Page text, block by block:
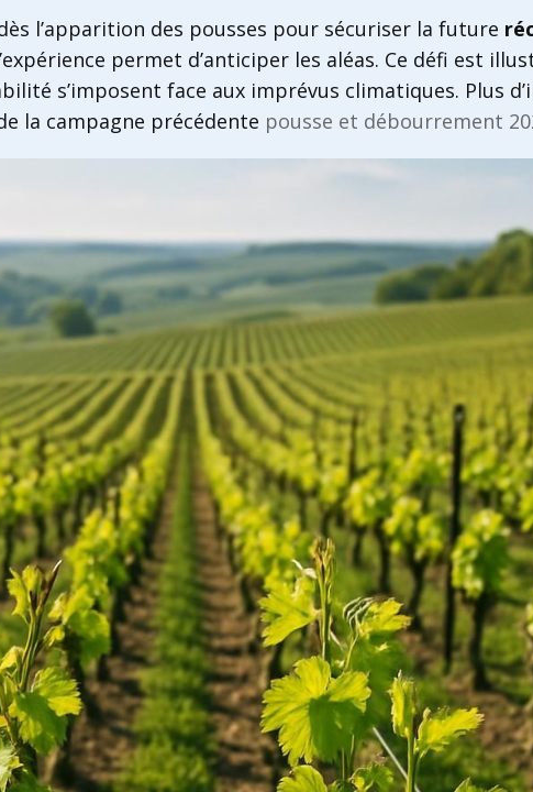
l’apparition des pousses pour sécuriser la future
permet d’anticiper les aléas. Ce défi est
s’imposent face aux imprévus climatiques. Plus
la campagne précédente pousse et débourrement